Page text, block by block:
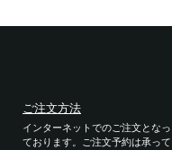
ご注文方法
インターネットでのご注文となっ
ております。ご注文予約は承って